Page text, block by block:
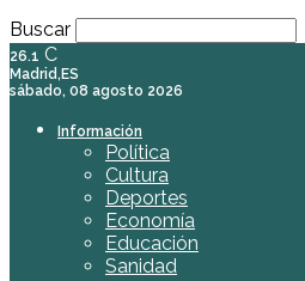
Buscar
26.1 C
Madrid,ES
sábado, 08 agosto 2026
Información
Política
Cultura
Deportes
Economía
Educación
Sanidad